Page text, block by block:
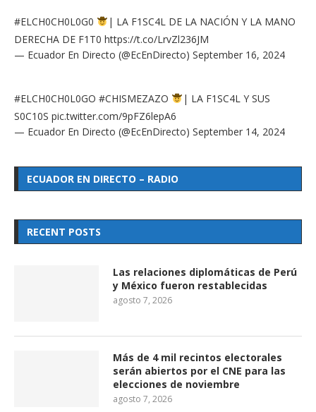
#ELCH0CH0L0G0
| LA F1SC4L DE LA NACIÓN Y LA MANO
DERECHA DE F1T0 https://t.co/LrvZl236JM
— Ecuador En Directo (@EcEnDirecto) September 16, 2024
#ELCH0CH0L0GO #CHISMEZAZO
| LA F1SC4L Y SUS
S0C10S pic.twitter.com/9pFZ6lepA6
— Ecuador En Directo (@EcEnDirecto) September 14, 2024
ECUADOR EN DIRECTO – RADIO
RECENT POSTS
Las relaciones diplomáticas de Perú
y México fueron restablecidas
agosto 7, 2026
Más de 4 mil recintos electorales
serán abiertos por el CNE para las
elecciones de noviembre
agosto 7, 2026